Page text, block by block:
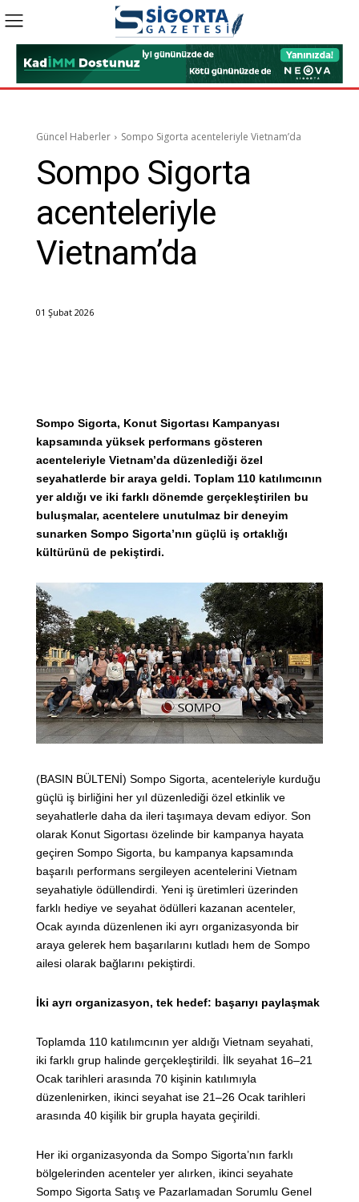
Güncel Haberler Sompo Sigorta acenteleriyle Vietnam’da
Sompo Sigorta
acenteleriyle
Vietnam’da
01 Şubat 2026
Sompo Sigorta, Konut Sigortası Kampanyası
kapsamında yüksek performans gösteren
acenteleriyle Vietnam’da düzenlediği özel
seyahatlerde bir araya geldi. Toplam 110 katılımcının
yer aldığı ve iki farklı dönemde gerçekleştirilen bu
buluşmalar, acentelere unutulmaz bir deneyim
sunarken Sompo Sigorta’nın güçlü iş ortaklığı
kültürünü de pekiştirdi.
(BASIN BÜLTENİ) Sompo Sigorta, acenteleriyle kurduğu
güçlü iş birliğini her yıl düzenlediği özel etkinlik ve
seyahatlerle daha da ileri taşımaya devam ediyor. Son
olarak Konut Sigortası özelinde bir kampanya hayata
geçiren Sompo Sigorta, bu kampanya kapsamında
başarılı performans sergileyen acentelerini Vietnam
seyahatiyle ödüllendirdi. Yeni iş üretimleri üzerinden
farklı hediye ve seyahat ödülleri kazanan acenteler,
Ocak ayında düzenlenen iki ayrı organizasyonda bir
araya gelerek hem başarılarını kutladı hem de Sompo
ailesi olarak bağlarını pekiştirdi.
İki ayrı organizasyon, tek hedef: başarıyı paylaşmak
Toplamda 110 katılımcının yer aldığı Vietnam seyahati,
iki farklı grup halinde gerçekleştirildi. İlk seyahat 16–21
Ocak tarihleri arasında 70 kişinin katılımıyla
düzenlenirken, ikinci seyahat ise 21–26 Ocak tarihleri
arasında 40 kişilik bir grupla hayata geçirildi.
Her iki organizasyonda da Sompo Sigorta’nın farklı
bölgelerinden acenteler yer alırken, ikinci seyahate
Sompo Sigorta Satış ve Pazarlamadan Sorumlu Genel